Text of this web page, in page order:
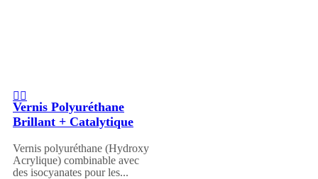
Vernis Polyuréthane
Brillant + Catalytique
Vernis polyuréthane (Hydroxy
Acrylique) combinable avec
des isocyanates pour les...